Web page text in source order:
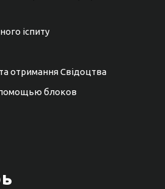
іспиту
отримання Свідоцтва
помощью блоков